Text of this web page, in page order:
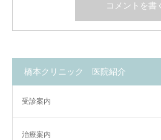
橋本クリニック 医院紹介
受診案内
治療案内